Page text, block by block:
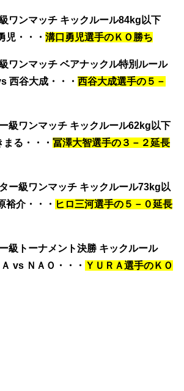
級ワンマッチ キックルール84kg以下
児 ・・・ 溝口勇児選手のＫＯ勝ち
ワンマッチ ベアナックル特別ルール
西谷大成 ・・・ 西谷大成選手の５－
ー級ワンマッチ キックルール62kg以下
まる ・・・ 冨澤大智選手の３－２延長
ー級ワンマッチ キックルール73kg以
裕介・・・ ヒロ三河選手の５－０延長
級トーナメント決勝 キックルール
vs ＮＡＯ ・・・ ＹＵＲＡ選手のＫＯ